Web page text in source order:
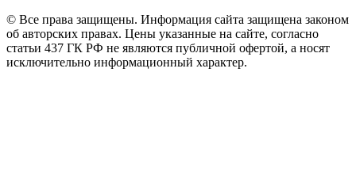
© Все права защищены. Информация сайта защищена законом
об авторских правах. Цены указанные на сайте, согласно
статьи 437 ГК РФ не являются публичной офертой, а носят
исключительно информационный характер.